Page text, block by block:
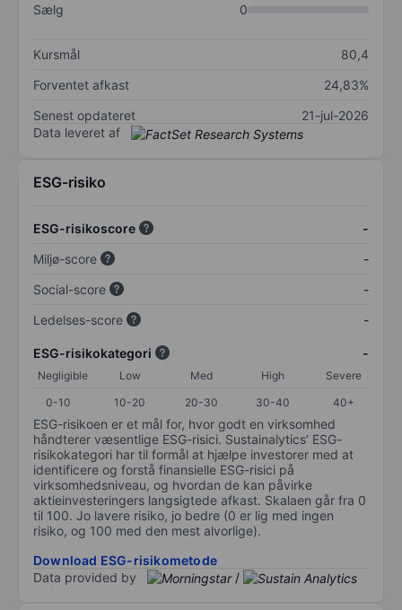
Sælg
0
Kursmål
80,4
Forventet afkast
24,83%
Senest opdateret
21-jul-2026
Data leveret af
ESG-risiko
ESG-risikoscore
-
Miljø-score
-
Social-score
-
Ledelses-score
-
ESG-risikokategori -
Negligible Low Med High
Severe
0-10
10-20 20-30 30-40 40+
ESG-risikoen er et mål for, hvor godt en virksomhed
håndterer væsentlige ESG-risici. Sustainalytics’ ESG-
risikokategori har til formål at hjælpe investorer med at
identificere og forstå finansielle ESG-risici på
virksomhedsniveau, og hvordan de kan påvirke
aktieinvesteringers langsigtede afkast. Skalaen går fra 0
til 100. Jo lavere risiko, jo bedre (0 er lig med ingen
risiko, og 100 med den mest alvorlige).
Download ESG-risikometode
Data provided by
/